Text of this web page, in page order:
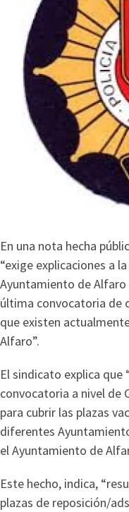
En una nota hecha
“exige explicaciones a
Ayuntamiento de
última convocatoria de
que existen
Alfaro”.
El sindicato explica que
convocatoria a nivel de
para cubrir las plazas
diferentes
el Ayuntamiento de
Este hecho, indica,
plazas de reposición/